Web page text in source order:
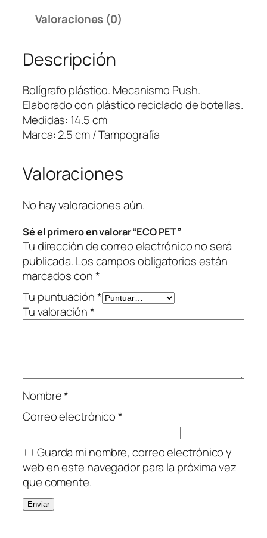
n
t
i
d
a
d
Valoraciones (0)
Descripción
Bolígrafo plástico. Mecanismo Push.
Elaborado con plástico reciclado de botellas.
Medidas: 14.5 cm
Marca: 2.5 cm / Tampografía
Valoraciones
No hay valoraciones aún.
Sé el primero en valorar “ECO PET”
Tu dirección de correo electrónico no será
publicada. Los campos obligatorios están
marcados con*
Tu puntuación*
Tu valoración*
Nombre*
Correo electrónico*
Guarda mi nombre, correo electrónico y
web en este navegador para la próxima vez
que comente.